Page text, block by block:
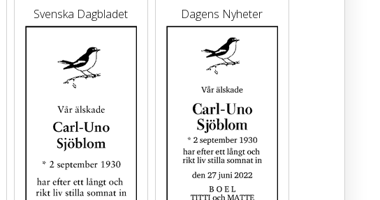
Svenska Dagbladet Dagens Nyheter